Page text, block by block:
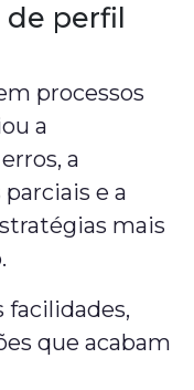
perfil
processos
a
a
e a
mais
facilidades,
que acabam